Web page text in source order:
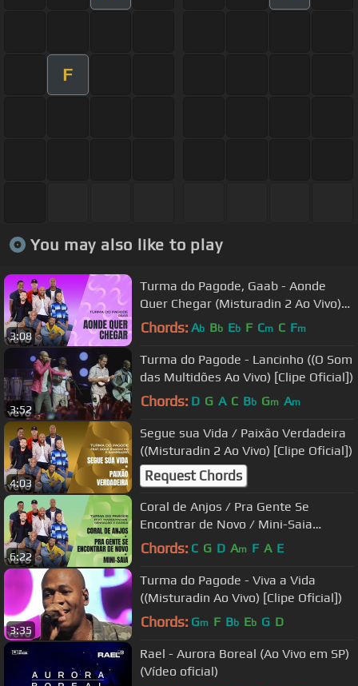
F
You may also like to play
3:08
Turma do Pagode, Gaab - Aonde
Quer Chegar (Misturadin 2 Ao Vivo)
ft. Gaab
Chords: Ab Bb Eb F Cm C Fm
3:52
Turma do Pagode - Lancinho ((O Som
das Multidões Ao Vivo) [Clipe Oficial])
Chords: D G A C Bb Gm Am
4:03
Segue sua Vida / Paixão Verdadeira
((Misturadin 2 Ao Vivo) [Clipe Oficial])
Request Chords
6:22
Coral de Anjos / Pra Gente Se
Encontrar de Novo / Mini-Saia
((Misturadin 2 Ao Vivo) [Cl...
Chords: C G D Am F A E
3:35
Turma do Pagode - Viva a Vida
((Misturadin Ao Vivo) [Clipe Oficial])
Chords: Gm F Bb Eb G D
Rael - Aurora Boreal (Ao Vivo em SP)
(Vídeo oficial)